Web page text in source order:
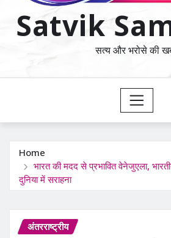
Satvik
सत्य और भरोसे की
Home
भारत की मदद से प्रभावित वेनेजुएला,
दुनिया में सराहना
अंतरराष्ट्रीय